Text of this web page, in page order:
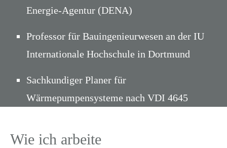
Energie-Agentur (DENA)
Professor für Bauingenieurwesen an der IU
Internationale Hochschule in Dortmund
Sachkundiger Planer für
Wärmepumpensysteme nach VDI 4645
Wie ich arbeite